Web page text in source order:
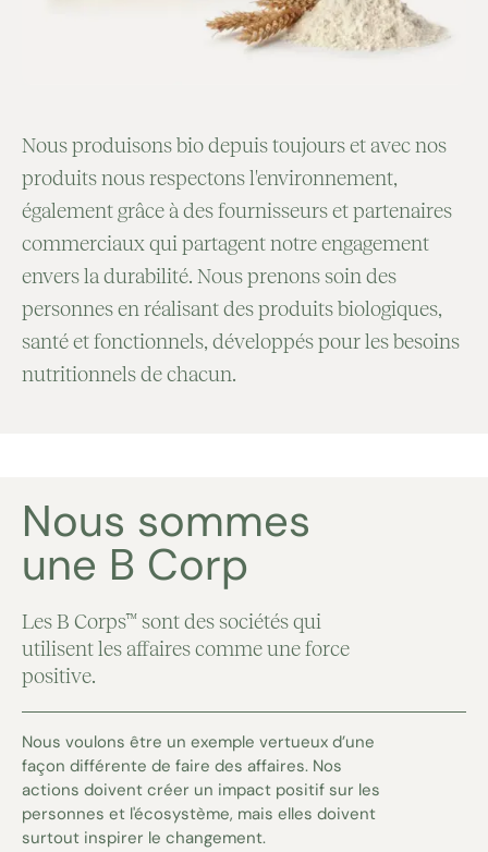
Pâtes
Substituts du café
Douceurs traditionnelles
VOIR TOUT
Nous produisons bio depuis toujours et avec nos
produits nous respectons l'environnement,
également grâce à des fournisseurs et partenaires
commerciaux qui partagent notre engagement
envers la durabilité. Nous prenons soin des
personnes en réalisant des produits biologiques,
santé et fonctionnels, développés pour les besoins
nutritionnels de chacun.
Nous sommes
une B Corp
Les B Corps™ sont des sociétés qui
utilisent les affaires comme une force
positive.
Nous voulons être un exemple vertueux d’une
façon différente de faire des affaires. Nos
actions doivent créer un impact positif sur les
personnes et l'écosystème, mais elles doivent
surtout inspirer le changement.